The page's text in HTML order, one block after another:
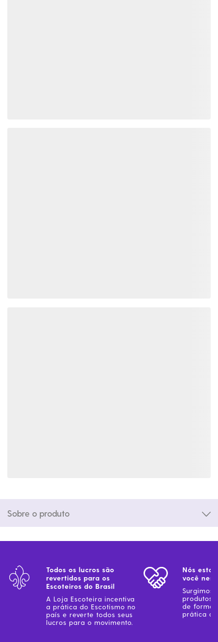
Sobre o produto
Todos os lucros são
revertidos para os
Escoteiros do Brasil
A Loja Escoteira incentiva
a prática do Escotismo no
país e reverte todos seus
lucros para o movimento.
Nós
você
Surgimos
produtos
de forma
prática